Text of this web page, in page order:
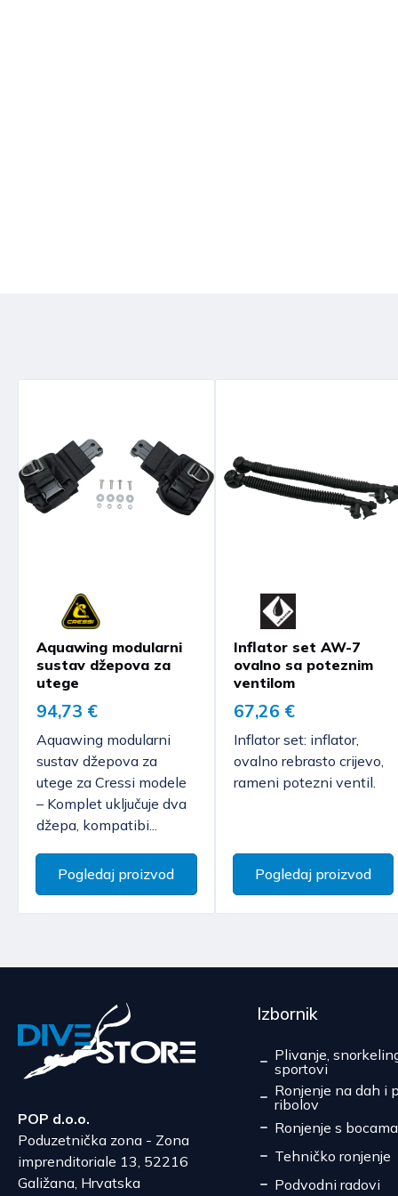
Aquawing modularni
sustav džepova za
utege
94,73 €
Aquawing modularni
sustav džepova za
utege za Cressi modele
– Komplet uključuje dva
džepa, kompatibi...
Pogledaj proizvod
Inflator set AW-7
ovalno sa poteznim
ventilom
67,26 €
Inflator set: inflator,
ovalno rebrasto crijevo,
rameni potezni ventil.
Pogledaj proizvod
POP d.o.o.
Poduzetnička zona - Zona
imprenditoriale 13, 52216
Galižana, Hrvatska
Izbornik
Plivanje,
sportovi
Ronjenje na dah i
ribolov
Ronjenje s bocama
Tehničko ronjenje
Podvodni radovi